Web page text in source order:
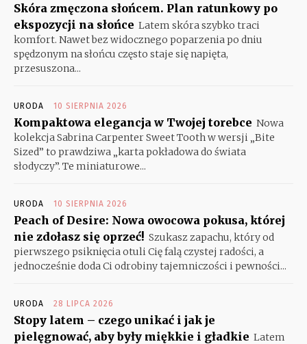
Skóra zmęczona słońcem. Plan ratunkowy po
ekspozycji na słońce Latem skóra szybko traci
komfort. Nawet bez widocznego poparzenia po dniu
spędzonym na słońcu często staje się napięta,
przesuszona...
URODA 10 SIERPNIA 2026
Kompaktowa elegancja w Twojej torebce Nowa
kolekcja Sabrina Carpenter Sweet Tooth w wersji „Bite
Sized” to prawdziwa „karta pokładowa do świata
słodyczy”. Te miniaturowe...
URODA 10 SIERPNIA 2026
Peach of Desire: Nowa owocowa pokusa, której
nie zdołasz się oprzeć! Szukasz zapachu, który od
pierwszego psiknięcia otuli Cię falą czystej radości, a
jednocześnie doda Ci odrobiny tajemniczości i pewności...
URODA 28 LIPCA 2026
Stopy latem – czego unikać i jak je
pielęgnować, aby były miękkie i gładkie Latem